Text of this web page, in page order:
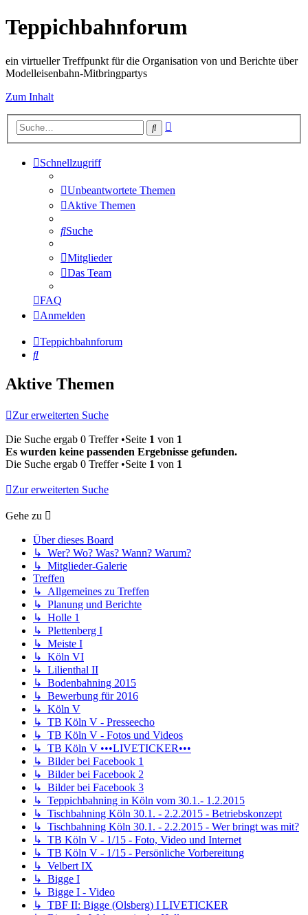
Teppichbahnforum
ein virtueller Treffpunkt für die Organisation von und Berichte über
Modelleisenbahn-Mitbringpartys
Zum Inhalt
Suche
Schnellzugriff
Unbeantwortete Themen
Aktive Themen
Suche
Mitglieder
Das Team
FAQ
Anmelden
Teppichbahnforum
Suche
Aktive Themen
Zur erweiterten Suche
Die Suche ergab 0 Treffer •Seite 1 von 1
Es wurden keine passenden Ergebnisse gefunden.
Die Suche ergab 0 Treffer •Seite 1 von 1
Zur erweiterten Suche
Gehe zu
Über dieses Board
↳ Wer? Wo? Was? Wann? Warum?
↳ Mitglieder-Galerie
Treffen
↳ Allgemeines zu Treffen
↳ Planung und Berichte
↳ Holle 1
↳ Plettenberg I
↳ Meiste I
↳ Köln VI
↳ Lilienthal II
↳ Bodenbahning 2015
↳ Bewerbung für 2016
↳ Köln V
↳ TB Köln V - Presseecho
↳ TB Köln V - Fotos und Videos
↳ TB Köln V •••LIVETICKER•••
↳ Bilder bei Facebook 1
↳ Bilder bei Facebook 2
↳ Bilder bei Facebook 3
↳ Teppichbahning in Köln vom 30.1.- 1.2.2015
↳ Tischbahning Köln 30.1. - 2.2.2015 - Betriebskonzept
↳ Tischbahning Köln 30.1. - 2.2.2015 - Wer bringt was mit?
↳ TB Köln V - 1/15 - Foto, Video und Internet
↳ TB Köln V - 1/15 - Persönliche Vorbereitung
↳ Velbert IX
↳ Bigge I
↳ Bigge I - Video
↳ TBF II: Bigge (Olsberg) I LIVETICKER